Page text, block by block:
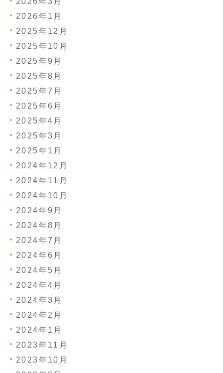
2026年1月
2025年12月
2025年10月
2025年9月
2025年8月
2025年7月
2025年6月
2025年4月
2025年3月
2025年1月
2024年12月
2024年11月
2024年10月
2024年9月
2024年8月
2024年7月
2024年6月
2024年5月
2024年4月
2024年3月
2024年2月
2024年1月
2023年11月
2023年10月